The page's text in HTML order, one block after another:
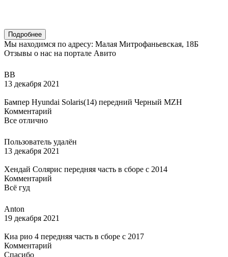
Подробнее
Мы находимся по адресу: Малая Митрофаньевская, 18Б
Отзывы о нас на портале Авито
ВВ
13 декабря 2021
Бампер Hyundai Solaris(14) передний Черный MZH
Комментарий
Все отлично
Пользователь удалён
13 декабря 2021
Хендай Солярис передняя часть в сборе с 2014
Комментарий
Всё гуд
Anton
19 декабря 2021
Киа рио 4 передняя часть в сборе с 2017
Комментарий
Спасибо